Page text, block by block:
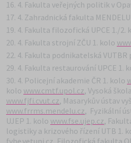
16. 4. Fakulta veřejných politik v
17. 4. Zahradnická fakulta
19. 4. Fakulta filozofická UPCE 1./
20. 4. Fakulta strojní ZČU 1. kolo
22. 4. Fakulta podnikatelská
29. 4. Fakulta restaurování UPCE 1.
30. 4. Policejní akademie ČR 1. kolo
kolo www.cmtf.upol.cz, Vysoká
www.fjfi.cvut.cz, Masarykův ústav
www.frrms.mendelu.cz, Fyzikální
UJEP 1. kolo www.fse.ujep.cz,
logistiky a krizového řízení UTB 1.